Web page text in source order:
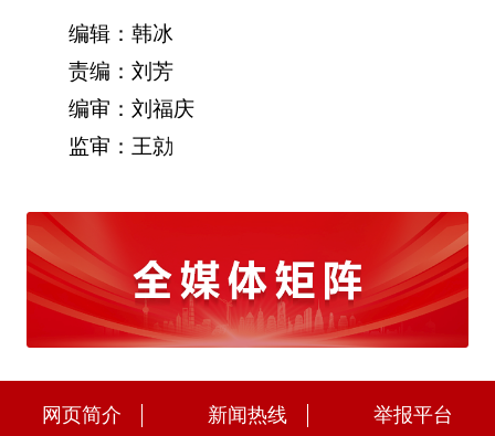
编辑：韩冰
责编：刘芳
编审：刘福庆
监审：王勍
网页简介 新闻热线 举报平台